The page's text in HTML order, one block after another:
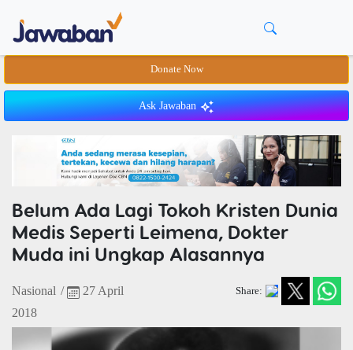
Donate Now
Ask Jawaban
Belum Ada Lagi Tokoh Kristen Dunia
Medis Seperti Leimena, Dokter
Muda ini Ungkap Alasannya
Nasional /
27 April
2018
Share: